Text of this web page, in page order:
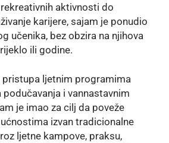
aktivnosti do
karijere, sajam je ponudio
učenika, bez obzira na njihova
ili godine.
pristupa ljetnim programima
podučavanja i vannastavnim
je imao za cilj da poveže
izvan tradicionalne
ljetne kampove, praksu,